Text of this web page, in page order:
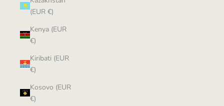
(EUR €)
Kenya (EUR
€)
Kiribati (EUR
€)
Kosovo (EUR
€)